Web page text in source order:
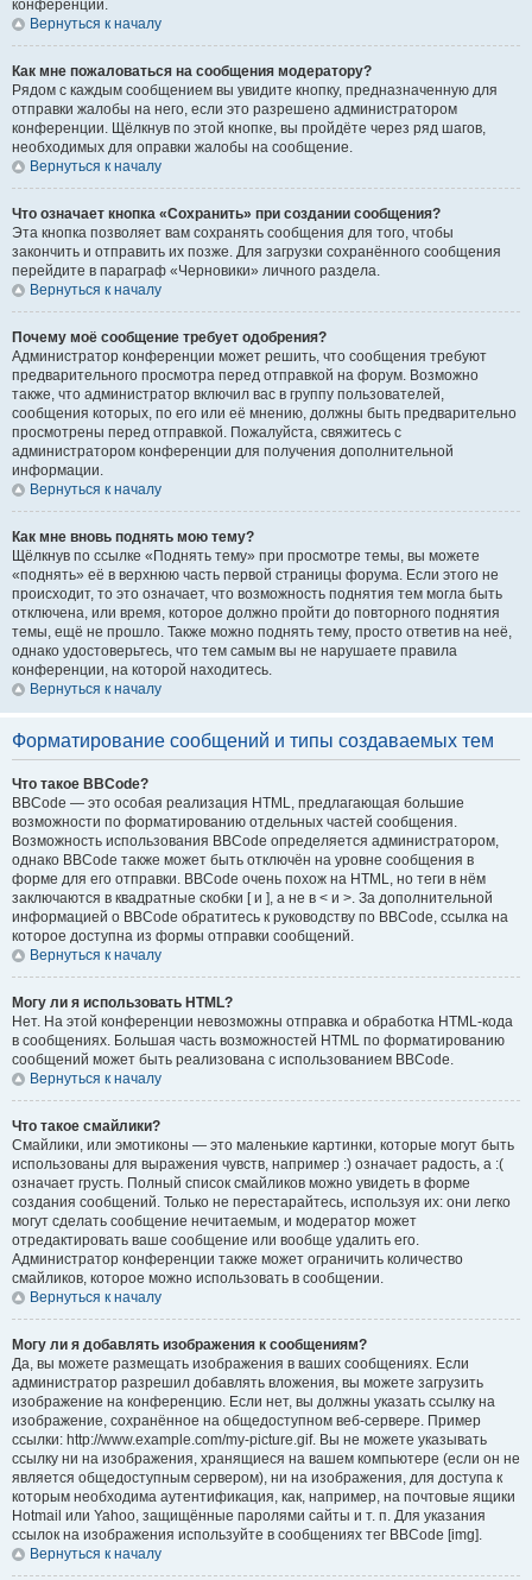
конференции.
Вернуться к началу
Как мне пожаловаться на сообщения модератору?
Рядом с каждым сообщением вы увидите кнопку, предназначенную для
отправки жалобы на него, если это разрешено администратором
конференции. Щёлкнув по этой кнопке, вы пройдёте через ряд шагов,
необходимых для оправки жалобы на сообщение.
Вернуться к началу
Что означает кнопка «Сохранить» при создании сообщения?
Эта кнопка позволяет вам сохранять сообщения для того, чтобы
закончить и отправить их позже. Для загрузки сохранённого сообщения
перейдите в параграф «Черновики» личного раздела.
Вернуться к началу
Почему моё сообщение требует одобрения?
Администратор конференции может решить, что сообщения требуют
предварительного просмотра перед отправкой на форум. Возможно
также, что администратор включил вас в группу пользователей,
сообщения которых, по его или её мнению, должны быть предварительно
просмотрены перед отправкой. Пожалуйста, свяжитесь с
администратором конференции для получения дополнительной
информации.
Вернуться к началу
Как мне вновь поднять мою тему?
Щёлкнув по ссылке «Поднять тему» при просмотре темы, вы можете
«поднять» её в верхнюю часть первой страницы форума. Если этого не
происходит, то это означает, что возможность поднятия тем могла быть
отключена, или время, которое должно пройти до повторного поднятия
темы, ещё не прошло. Также можно поднять тему, просто ответив на неё,
однако удостоверьтесь, что тем самым вы не нарушаете правила
конференции, на которой находитесь.
Вернуться к началу
Форматирование сообщений и типы создаваемых тем
Что такое BBCode?
BBCode — это особая реализация HTML, предлагающая большие
возможности по форматированию отдельных частей сообщения.
Возможность использования BBCode определяется администратором,
однако BBCode также может быть отключён на уровне сообщения в
форме для его отправки. BBCode очень похож на HTML, но теги в нём
заключаются в квадратные скобки [ и ], а не в < и >. За дополнительной
информацией о BBCode обратитесь к руководству по BBCode, ссылка на
которое доступна из формы отправки сообщений.
Вернуться к началу
Могу ли я использовать HTML?
Нет. На этой конференции невозможны отправка и обработка HTML-кода
в сообщениях. Большая часть возможностей HTML по форматированию
сообщений может быть реализована с использованием BBCode.
Вернуться к началу
Что такое смайлики?
Смайлики, или эмотиконы — это маленькие картинки, которые могут быть
использованы для выражения чувств, например :) означает радость, а :(
означает грусть. Полный список смайликов можно увидеть в форме
создания сообщений. Только не перестарайтесь, используя их: они легко
могут сделать сообщение нечитаемым, и модератор может
отредактировать ваше сообщение или вообще удалить его.
Администратор конференции также может ограничить количество
смайликов, которое можно использовать в сообщении.
Вернуться к началу
Могу ли я добавлять изображения к сообщениям?
Да, вы можете размещать изображения в ваших сообщениях. Если
администратор разрешил добавлять вложения, вы можете загрузить
изображение на конференцию. Если нет, вы должны указать ссылку на
изображение, сохранённое на общедоступном веб-сервере. Пример
ссылки: http://www.example.com/my-picture.gif. Вы не можете указывать
ссылку ни на изображения, хранящиеся на вашем компьютере (если он не
является общедоступным сервером), ни на изображения, для доступа к
которым необходима аутентификация, как, например, на почтовые ящики
Hotmail или Yahoo, защищённые паролями сайты и т. п. Для указания
ссылок на изображения используйте в сообщениях тег BBCode [img].
Вернуться к началу